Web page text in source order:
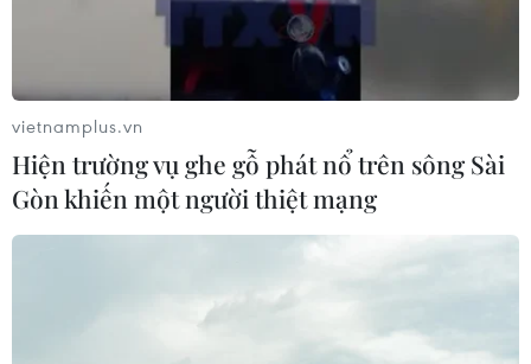
vietnamplus.vn
Hiện trường vụ ghe gỗ phát nổ trên sông Sài
Gòn khiến một người thiệt mạng